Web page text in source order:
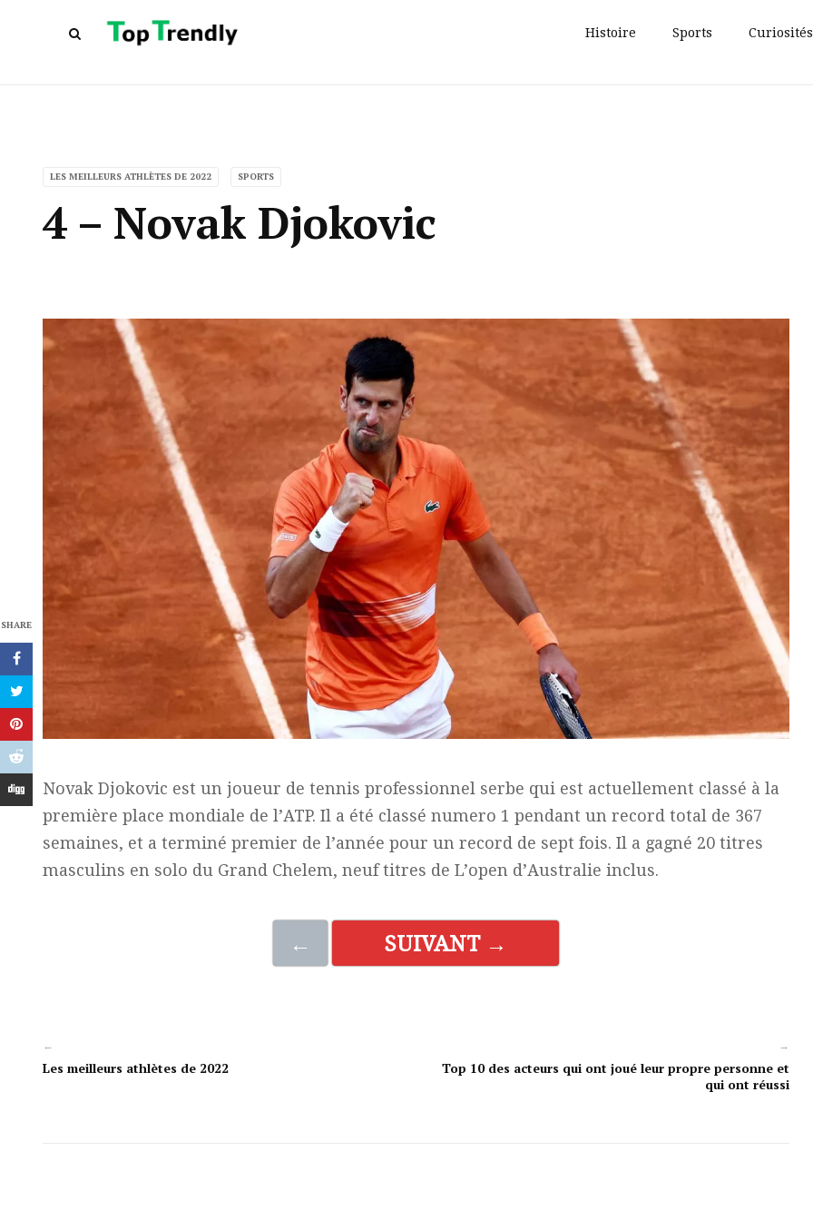
Histoire Sports Curiosités
LES MEILLEURS ATHLÈTES DE 2022 SPORTS
4 – Novak Djokovic
SHARE
Novak Djokovic est un joueur de tennis professionnel serbe qui est actuellement classé à la
première place mondiale de l’ATP. Il a été classé numero 1 pendant un record total de 367
semaines, et a terminé premier de l’année pour un record de sept fois. Il a gagné 20 titres
masculins en solo du Grand Chelem, neuf titres de L’open d’Australie inclus.
← SUIVANT →
←
Les meilleurs athlètes de 2022
→
Top 10 des acteurs qui ont joué leur propre personne et
qui ont réussi